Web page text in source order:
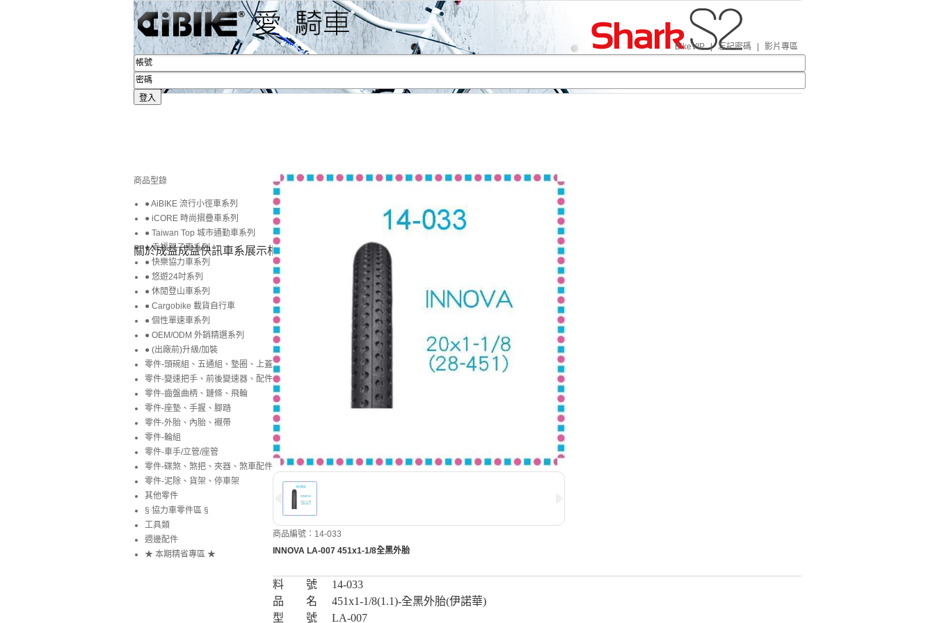
BikeVIP | 忘記密碼 影片專區
關於成益成益快訊車系展示相簿賞圖 生活專區賞車購車
商品編號：14-033
INNOVA LA-007 451x1-1/8全黑外胎
料 號
14-033
品 名
451x1-1/8(1.1)-全黑外胎(伊諾華)
型 號
LA-007
商品型錄
● AiBIKE 流行小徑車系列
● iCORE 時尚摺疊車系列
● Taiwan Top 城市通勤車系列
● 幸福親子車系列
● 快樂協力車系列
● 悠遊24吋系列
● 休閒登山車系列
● Cargobike 載貨自行車
● 個性單速車系列
● OEM/ODM 外銷精選系列
● (出廠前)升級/加裝
零件-頭碗組、五通組、墊圈、上蓋
零件-變速把手、前後變速器、配件
零件-齒盤曲柄、鏈條、飛輪
零件-座墊、手握、腳踏
零件-外胎、內胎、襯帶
零件-輪組
零件-車手/立管/座管
零件-碟煞、煞把、夾器、煞車配件
零件-泥除、貨架、停車架
其他零件
§ 協力車零件區 §
工具類
週邊配件
★ 本期精省專區 ★